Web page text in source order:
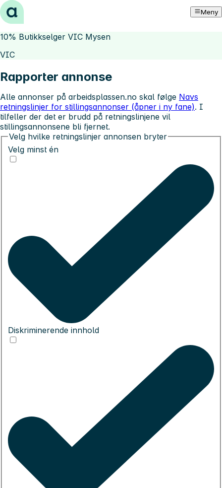
Hopp til innhold Meny
10% Butikkselger VIC Mysen
VIC
Rapporter annonse
Alle annonser på arbeidsplassen.no skal følge Navs
retningslinjer for stillingsannonser (åpner i ny fane). I
tilfeller der det er brudd på retningslinjene vil
stillingsannonsene bli fjernet.
Velg hvilke retningslinjer annonsen bryter
Velg minst én
Diskriminerende innhold